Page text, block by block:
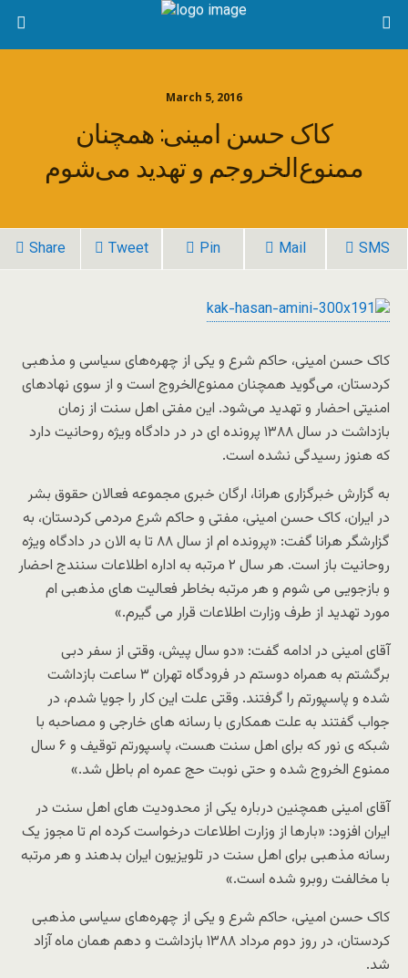
March 5, 2016
کاک حسن امینی: همچنان
ممنوع‌الخروجم و تهدید می‌شوم
Share Tweet Pin Mail SMS
کاک حسن امینی، حاکم شرع و یکی از چهره‌های سیاسی و مذهبی
کردستان، می‌گوید همچنان ممنوع‌الخروج است و از سوی نهادهای
امنیتی احضار و تهدید می‌شود. این مفتی اهل سنت از زمان
بازداشت در سال ۱۳۸۸ پرونده ای در در دادگاه ویژه روحانیت دارد
که هنوز رسیدگی نشده است.
به گزارش خبرگزاری هرانا، ارگان خبری مجموعه فعالان حقوق بشر
در ایران، کاک حسن امینی، مفتی و حاکم شرع مردمی کردستان، به
گزارشگر هرانا گفت: «پرونده ام از سال ۸۸ تا به الان در دادگاه ویژه
روحانیت باز است. هر سال ۲ مرتبه به اداره اطلاعات سنندج احضار
و بازجویی می شوم و هر مرتبه بخاطر فعالیت های مذهبی ام
مورد تهدید از طرف وزارت اطلاعات قرار می گیرم.»
آقای امینی در ادامه گفت: «دو سال پیش، وقتی از سفر دبی
برگشتم به همراه دوستم در فرودگاه تهران ۳ ساعت بازداشت
شده و پاسپورتم را گرفتند. وقتی علت این کار را جویا شدم، در
جواب گفتند به علت همکاری با رسانه های خارجی و مصاحبه با
شبکه ی نور که برای اهل سنت هست، پاسپورتم توقیف و ۶ سال
ممنوع الخروج شده و حتی نوبت حج عمره ام باطل شد.»
آقای امینی همچنین درباره یکی از محدودیت های اهل سنت در
ایران افزود: «بارها از وزارت اطلاعات درخواست کرده ام تا مجوز یک
رسانه مذهبی برای اهل سنت در تلویزیون ایران بدهند و هر مرتبه
با مخالفت روبرو شده است.»
کاک حسن امینی، حاکم شرع و یکی از چهره‌های سیاسی مذهبی
کردستان، در روز دوم مرداد ۱۳۸۸ بازداشت و دهم همان ماه آزاد
شد.